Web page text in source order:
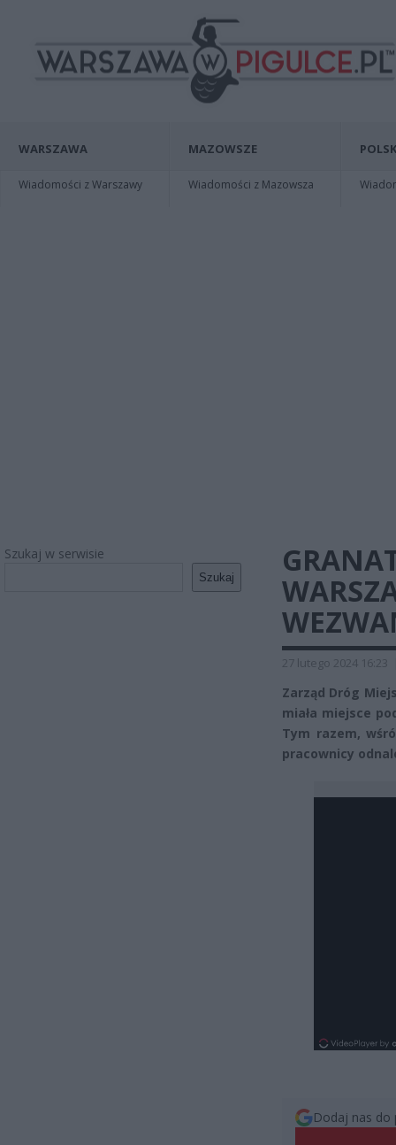
WARSZAWA
Wiadomości z Warszawy
MAZOWSZE
Wiadomości z Mazowsza
Szukaj w serwisie
Szukaj
27 lutego 2024 16:23
Zarząd Dróg
miała miejsce
Tym razem,
pracownicy
Dodaj nas do